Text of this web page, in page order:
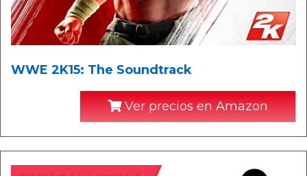
WWE 2K15: The Soundtrack
Ver precios en Amazon